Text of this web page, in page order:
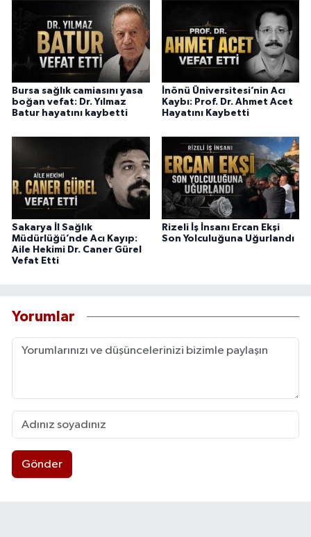
Bursa sağlık camiasını yasa
boğan vefat: Dr. Yılmaz
Batur hayatını kaybetti
İnönü Üniversitesi’nin Acı
Kaybı: Prof. Dr. Ahmet Acet
Hayatını Kaybetti
Sakarya İl Sağlık
Müdürlüğü’nde Acı Kayıp:
Aile Hekimi Dr. Caner Gürel
Vefat Etti
Rizeli İş İnsanı Ercan Ekşi
Son Yolculuğuna Uğurlandı
Yorumlar
Gönder